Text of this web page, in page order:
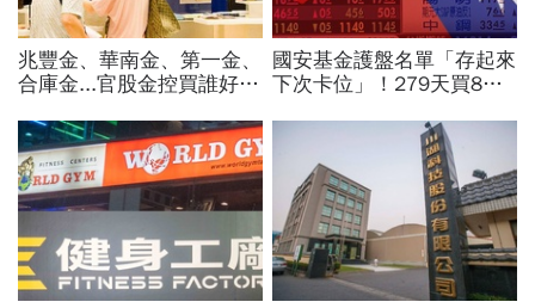
兆豐金、華南金、第一金、
合庫金...官股金控買誰好？
冠王」，除息日、發息日先
看
國安基金護盤名單「存起來
下次卡位」！279天買8檔
電...唯一金融股是它